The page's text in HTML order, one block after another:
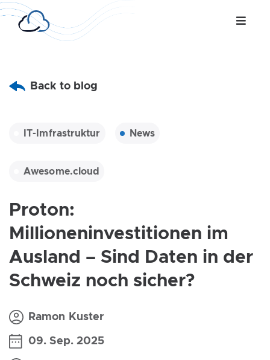
Back to blog
IT-Imfrastruktur News
Awesome.cloud
Proton:
Millioneninvestitionen im
Ausland – Sind Daten in der
Schweiz noch sicher?
Ramon Kuster
09. Sep. 2025